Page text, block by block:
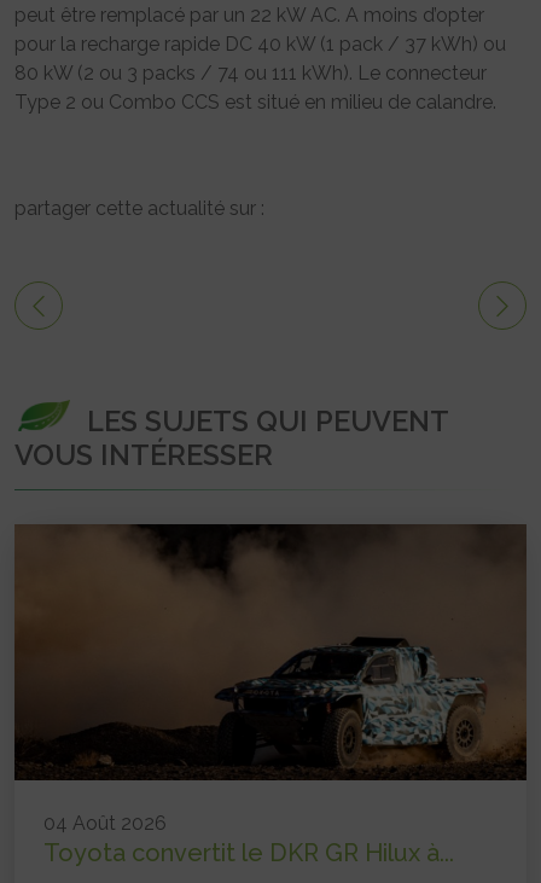
peut être remplacé par un 22 kW AC. A moins d’opter
pour la recharge rapide DC 40 kW (1 pack / 37 kWh) ou
80 kW (2 ou 3 packs / 74 ou 111 kWh). Le connecteur
Type 2 ou Combo CCS est situé en milieu de calandre.
partager cette actualité sur :
LES SUJETS QUI PEUVENT
VOUS INTÉRESSER
04 Août 2026
Toyota convertit le DKR GR Hilux à...